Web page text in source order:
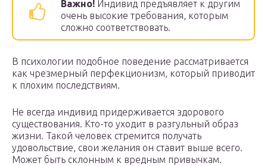
Важно! Индивид предъявляет к другим
очень высокие требования, которым
сложно соответствовать.
В психологии подобное поведение рассматривается
как чрезмерный перфекционизм, который приводит
к плохим последствиям.
Не всегда индивид придерживается здорового
существования. Кто-то уходит в разгульный образ
жизни. Такой человек стремится получать
удовольствие, свои желания он ставит выше всего.
Может быть склонным к вредным привычкам.